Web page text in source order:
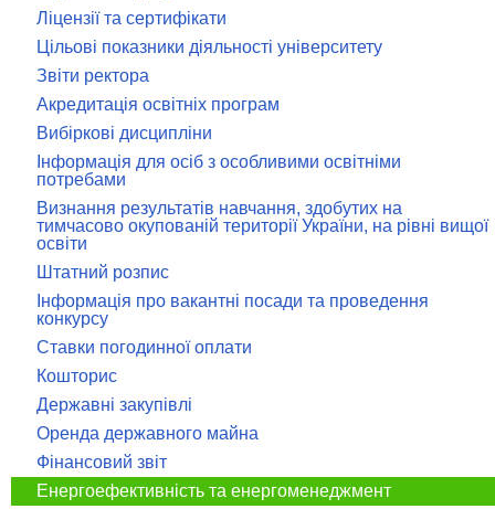
Ліцензії та сертифікати
Цільові показники діяльності університету
Звіти ректора
Акредитація освітніх програм
Вибіркові дисципліни
Інформація для осіб з особливими освітніми
потребами
Визнання результатів навчання, здобутих на
тимчасово окупованій території України, на рівні вищої
освіти
Штатний розпис
Інформація про вакантні посади та проведення
конкурсу
Ставки погодинної оплати
Кошторис
Державні закупівлі
Оренда державного майна
Фінансовий звіт
Енергоефективність та енергоменеджмент